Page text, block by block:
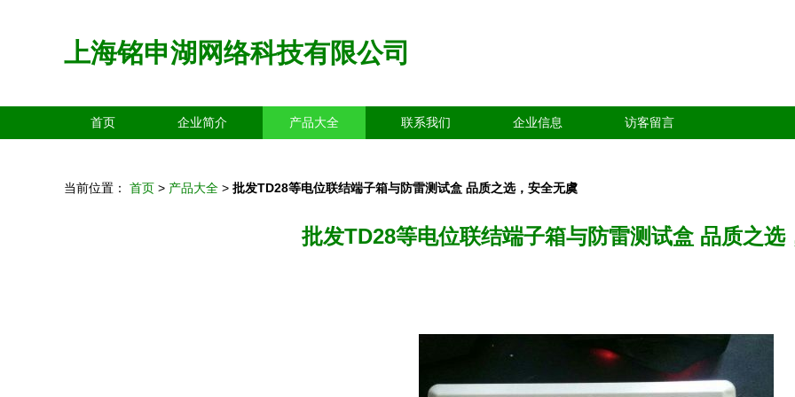
上海铭申湖网络科技有限公司
首页 企业简介 产品大全 联系我们 企业信息 访客留言
当前位置： 首页 > 产品大全 > 批发TD28等电位联结端子箱与防雷测试盒 品质之选，安全无虞
批发TD28等电位联结端子箱与防雷测试盒 品质之选